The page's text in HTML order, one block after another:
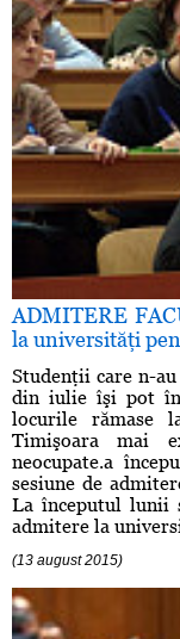
ADMITERE
la universităţi
Studenţii care n-
din iulie îşi pot
locurile rămase
Timişoara mai
neocupate.a
sesiune de
La începutul lunii
admitere la
(13 august 2015)